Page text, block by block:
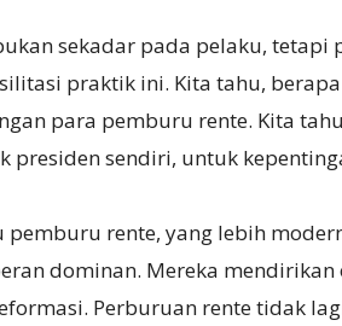
sekadar pada pelaku, tetapi
praktik ini. Kita tahu,
para pemburu rente. Kita
presiden sendiri, untuk
pemburu rente, yang lebih
dominan. Mereka
Perburuan rente tidak